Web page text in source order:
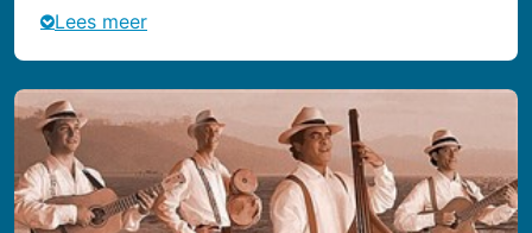
Lees meer